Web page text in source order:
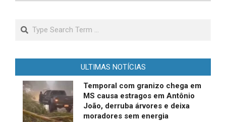
Search
ULTIMAS NOTÍCIAS
Temporal com granizo chega em
MS causa estragos em Antônio
João, derruba árvores e deixa
moradores sem energia